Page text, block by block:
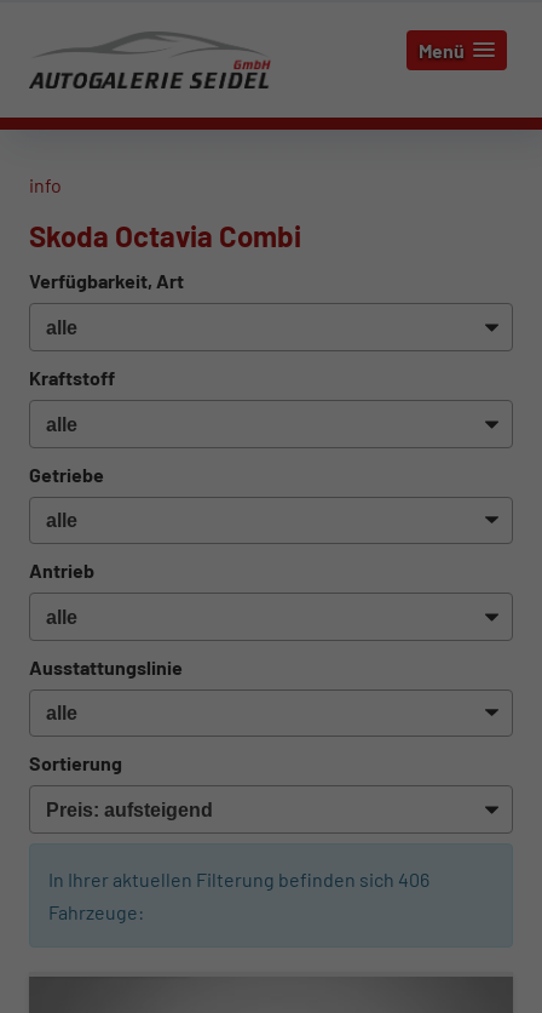
Menü
info
Skoda Octavia Combi
Verfügbarkeit, Art
Kraftstoff
Getriebe
Antrieb
Ausstattungslinie
Sortierung
In Ihrer aktuellen Filterung befinden sich 406
Fahrzeuge:
ab 319,– € mtl.